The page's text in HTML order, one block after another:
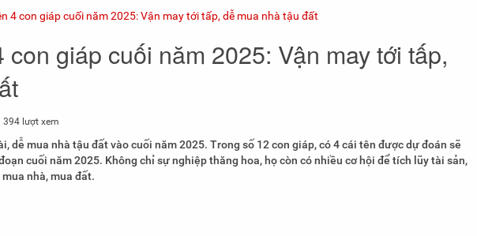
4 con giáp cuối năm 2025: Vận may tới tấp, dễ mua nhà tậu đất
giáp cuối năm 2025: Vận may tới tấp,
394 lượt xem
dễ mua nhà tậu đất vào cuối năm 2025. Trong số 12 con giáp, có 4 cái tên được dự đoán sẽ
cuối năm 2025. Không chỉ sự nghiệp thăng hoa, họ còn có nhiều cơ hội để tích lũy tài sản,
nhà, mua đất.